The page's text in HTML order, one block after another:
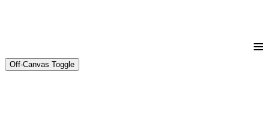
≡
Off-Canvas Toggle